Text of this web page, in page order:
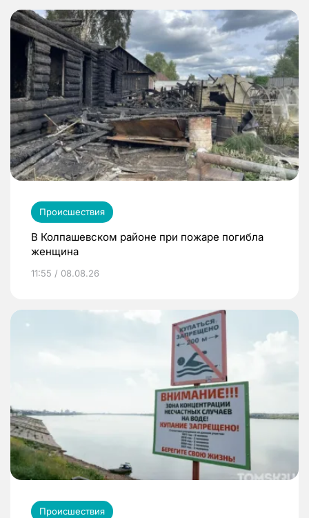
Происшествия
В Колпашевском районе при пожаре погибла
женщина
11:55 / 08.08.26
Происшествия